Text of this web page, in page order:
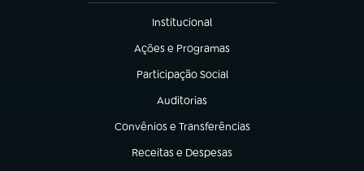
Institucional
(abre em nova aba)
Ações e Programas
(abre em nova aba)
Participação Social
(abre em nova aba)
Auditorias
(abre em nova aba)
Convênios e Transferências
(abre em nova aba)
Receitas e Despesas
(abre em nova aba)